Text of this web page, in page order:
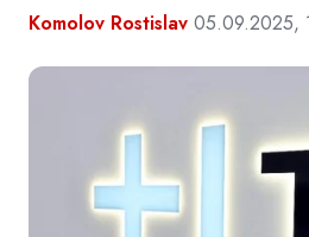
Komolov Rostislav 05.09.2025,